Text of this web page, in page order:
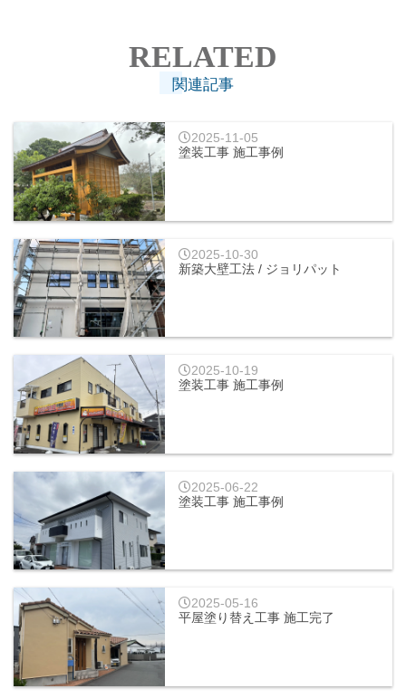
RELATED
関連記事
2025-11-05
塗装工事 施工事例
2025-10-30
新築大壁工法 / ジョリパット
2025-10-19
塗装工事 施工事例
2025-06-22
塗装工事 施工事例
2025-05-16
平屋塗り替え工事 施工完了